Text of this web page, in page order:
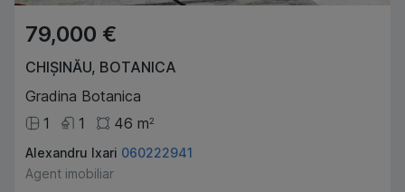
79,000 €
CHIȘINĂU, BOTANICA
Gradina Botanica
1
1 46 m2
Alexandru Ixari 060222941
Agent imobiliar